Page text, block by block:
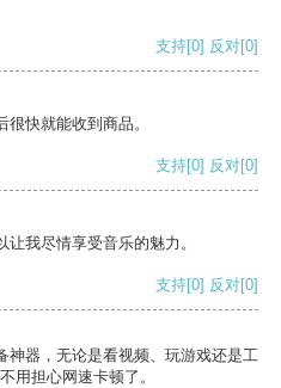
支持[0] 反对[0]
快就能收到商品。
支持[0] 反对[0]
我尽情享受音乐的魅力。
支持[0] 反对[0]
神器，无论是看视频、玩游戏还是工
用担心网速卡顿了。